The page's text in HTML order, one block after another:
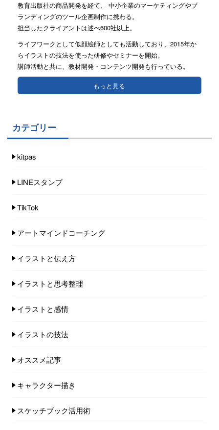
教育出版社の商品開発を経て、 中小企業のマーケティングやブ
ランディングのツール企画制作に携わる。
担当したクライアントは述べ600社以上。
ライフワークとして似顔絵師としても活動しており、2015年か
らイラストの技法を使った研修やセミナーを開始。
講師活動と共に、教材開発・コンテンツ開発も行っている。
もっと見る
カテゴリー
kitpas
LINEスタンプ
TikTok
アートマインドコーチング
イラストと伝え方
イラストと思考整理
イラストと感情
イラストの技法
オススメ記事
キャラクター描き
スケッチブック活用術